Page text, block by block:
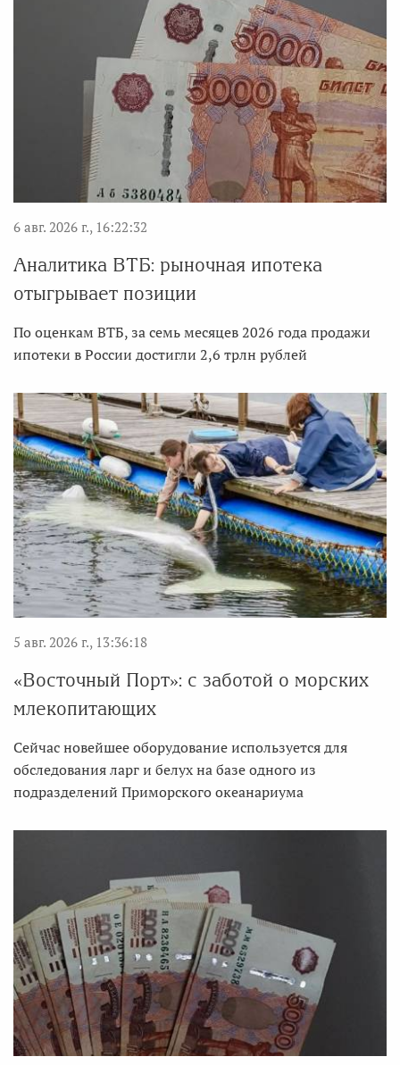
6 авг. 2026 г., 16:22:32
Аналитика ВТБ: рыночная ипотека
отыгрывает позиции
По оценкам ВТБ, за семь месяцев 2026 года продажи
ипотеки в России достигли 2,6 трлн рублей
5 авг. 2026 г., 13:36:18
«Восточный Порт»: с заботой о морских
млекопитающих
Сейчас новейшее оборудование используется для
обследования ларг и белух на базе одного из
подразделений Приморского океанариума